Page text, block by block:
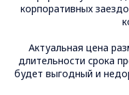
корпоративных
Актуальная цена
длительности срока
будет выгодный и